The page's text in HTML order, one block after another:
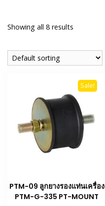
Showing all 8 results
Sale!
PTM-09 ลูกยางรองแท่นเครื่อง
PTM-G-335 PT-MOUNT